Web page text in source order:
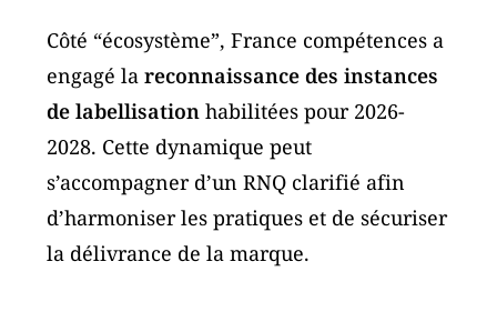
Côté “écosystème”, France compétences a
engagé lareconnaissance des instances
de labellisation habilitées pour 2026-
2028. Cette dynamique peut
s’accompagner d’un RNQ clarifié afin
d’harmoniser les pratiques et de sécuriser
la délivrance de la marque.